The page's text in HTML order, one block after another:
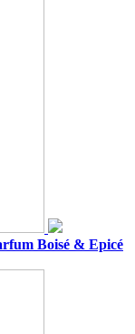
Boisé & Epicé